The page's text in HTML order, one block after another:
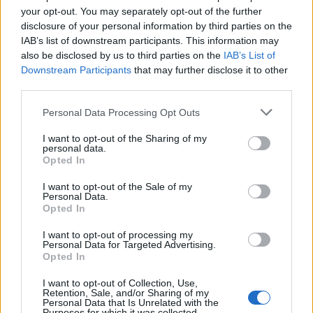
your opt-out. You may separately opt-out of the further
disclosure of your personal information by third parties on the
IAB’s list of downstream participants. This information may
also be disclosed by us to third parties on the IAB’s List of
Downstream Participants that may further disclose it to other
Personal Data Processing Opt Outs
I want to opt-out of the Sharing of my
personal data.
Opted In
I want to opt-out of the Sale of my
Personal Data.
Opted In
I want to opt-out of processing my
Personal Data for Targeted Advertising.
Opted In
I want to opt-out of Collection, Use,
Retention, Sale, and/or Sharing of my
Personal Data that Is Unrelated with the
HOZZÁSZÓLOK A CIKKHEZ